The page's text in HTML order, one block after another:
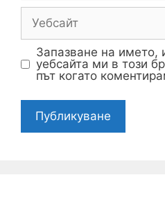
Запазване на името,
уебсайта ми в този
път когато